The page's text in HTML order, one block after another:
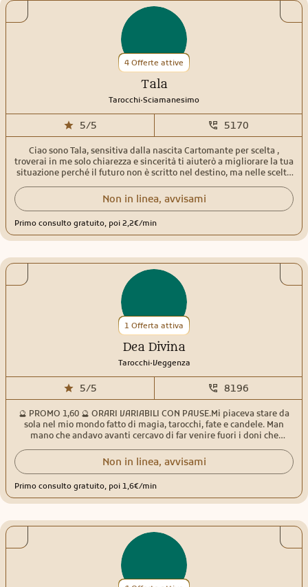
4 Offerte attive
Tala
Tarocchi.Sciamanesimo
5/5 5170
Ciao sono Tala, sensitiva dalla nascita Cartomante per scelta ,
troverai in me solo chiarezza e sincerità ti aiuterò a migliorare la tua
situazione perché il futuro non è scritto nel destino, ma nelle scelte
Non in linea, avvisami
Primo consulto gratuito, poi 2,2€/min
1 Offerta attiva
Dea Divina
Tarocchi.Veggenza
5/5 8196
🔮 PROMO 1,60 🔮 ORARI VARIABILI CON PAUSE.Mi piaceva stare da
sola nel mio mondo fatto di magia, tarocchi, fate e candele. Man
mano che andavo avanti cercavo di far venire fuori i doni che
giovane età. In me troverai una persona empatica, pronta ad
ascoltarti e non giudicarti. Amo aiutare gli altri, trovare insieme
lascerò mai sola/o. Chi si affida a me trova prima di tutto un’amica
sincera, diretta che ti dira’ in ogni caso la verità per il tuo bene. Per i
pendolo e la sfera di cristallo. Ci tengo a precisare che non rispondo
a domande in generale, sulla salute,sulla gravidanza,questioni
legali e concorsi. Mi trovi online tutti i giorni con comprensibili
pause. I miei orari possono variare. Contattami con fiducia. Un
abbraccio di luce.
Non in linea, avvisami
Primo consulto gratuito, poi 1,6€/min